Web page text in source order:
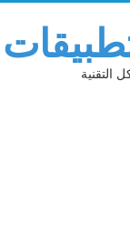
التقنية